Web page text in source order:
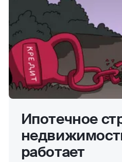
Ипотечное
работает